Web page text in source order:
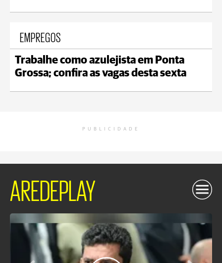
EMPREGOS
Trabalhe como azulejista em Ponta
Grossa; confira as vagas desta sexta
PUBLICIDADE
AREDEPLAY